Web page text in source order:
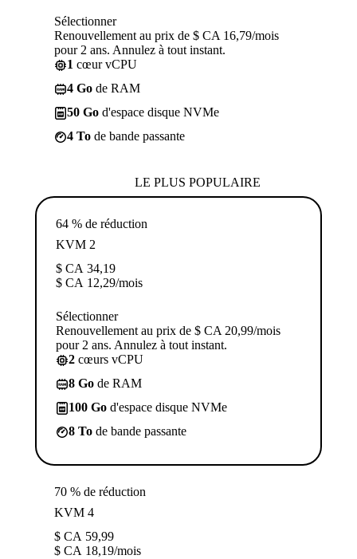
Sélectionner
Renouvellement au prix de $ CA 16,79/mois
pour 2 ans. Annulez à tout instant.
1 cœur vCPU
4 Go de RAM
50 Go d'espace disque NVMe
4 To de bande passante
LE PLUS POPULAIRE
64 % de réduction
KVM 2
$ CA 34,19
$ CA 12,29/mois
Sélectionner
Renouvellement au prix de $ CA 20,99/mois
pour 2 ans. Annulez à tout instant.
2 cœurs vCPU
8 Go de RAM
100 Go d'espace disque NVMe
8 To de bande passante
70 % de réduction
KVM 4
$ CA 59,99
$ CA 18,19/mois